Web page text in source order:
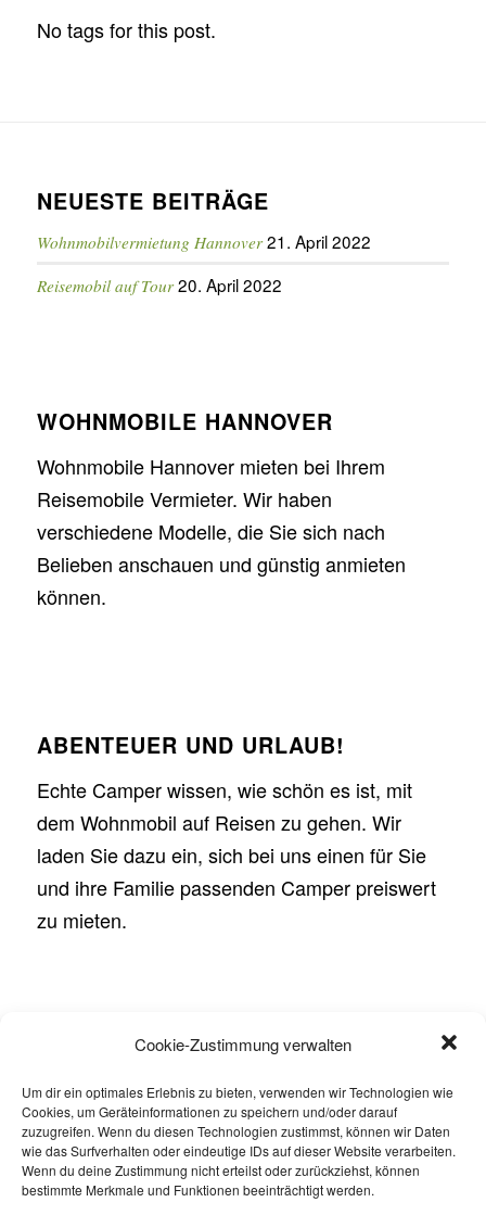
Cookie-Zustimmung verwalten
Um dir ein optimales Erlebnis zu bieten, verwenden wir Technologien wie
Cookies, um Geräteinformationen zu speichern und/oder darauf
zuzugreifen. Wenn du diesen Technologien zustimmst, können wir Daten
wie das Surfverhalten oder eindeutige IDs auf dieser Website verarbeiten.
Wenn du deine Zustimmung nicht erteilst oder zurückziehst, können
bestimmte Merkmale und Funktionen beeinträchtigt werden.
No tags for this post.
NEUESTE BEITRÄGE
Wohnmobilvermietung Hannover 21. April 2022
Reisemobil auf Tour 20. April 2022
WOHNMOBILE HANNOVER
Wohnmobile Hannover mieten bei Ihrem
Reisemobile Vermieter. Wir haben
verschiedene Modelle, die Sie sich nach
Belieben anschauen und günstig anmieten
können.
ABENTEUER UND URLAUB!
Echte Camper wissen, wie schön es ist, mit
dem Wohnmobil auf Reisen zu gehen. Wir
laden Sie dazu ein, sich bei uns einen für Sie
und ihre Familie passenden Camper preiswert
zu mieten.